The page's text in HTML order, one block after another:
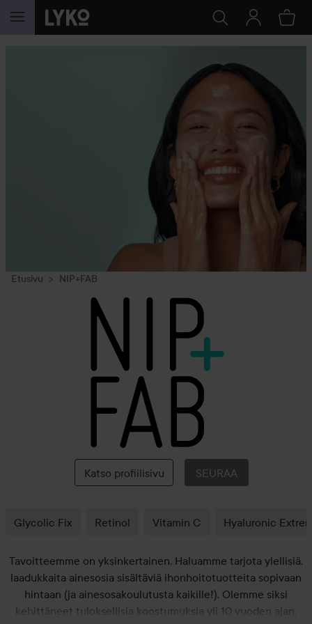
SIIRTYÄ JHK SISÄLTÖÖN
Etusivu NIP+FAB
NIP+FAB
Katso profiilisivu SEURAA
Glycolic Fix Retinol Vitamin C Hyaluronic
Tavoitteemme on yksinkertainen. Haluamme tarjota ylellisiä,
laadukkaita ainesosia sisältäviä ihonhoitotuotteita sopivaan
hintaan (ja ainesosakoulutusta kaikille!). Olemme siksi
kehittäneet tuloksellisia koostumuksia yli 10 vuoden ajan,